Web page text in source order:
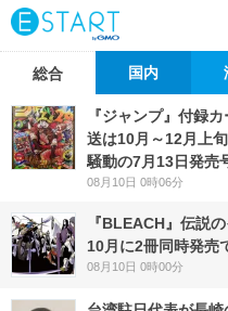
総合 国内
『ジャンプ』付録
送は10月～12月上
騒動の7月13日発売
08月10日 0時06分
『BLEACH』伝説
10月に2冊同時発売
08月10日 0時00分